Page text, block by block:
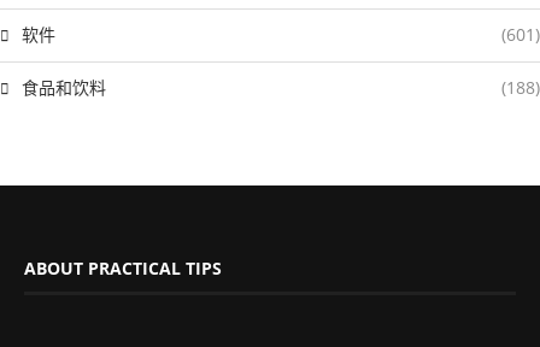
软件 (601)
食品和饮料 (188)
ABOUT PRACTICAL TIPS